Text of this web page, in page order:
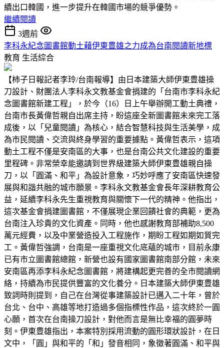
續出口韓國，進一步提升在韓國市場的競爭優勢。
繼續閱讀
3週前
李科永紀念圖書館動土藉伊東豊雄之力成為台南閱讀新地標
教育 生活綜合
【柿子日報記者李玲/台南報導】由日本建築大師伊東豊雄操
刀設計、財團法人李科永文教基金會捐建的「台南市李科永紀
念圖書館新建工程」，於今（16）日上午舉辦開工動土典禮，
台南市長黃偉哲親自出席主持，盼這座全新圖書館未來完工落
成後，以「兒童閱讀」為核心，結合智慧科技與生活美學，成
為市民閱讀、交流與終身學習的重要據點。黃偉哲表示，這項
動土工程不僅是安南區的大事，也是台南公共文化建設的重要
里程碑。非常榮幸能邀請到世界級建築大師伊東豊雄親自操
刀，以「圓滿、和平」為設計意象，巧妙呼應了安南區快速發
展與和諧共融的城市願景。李科永文教基金會長年深耕教育公
益，延續李科永先生重視教育與關懷下一代的精神。他指出，
這次基金會捐建圖書館，不僅展現企業回饋社會的典範，更為
台南注入珍貴的文化資產。同時，他也感謝教育部補助8,500
萬元經費，以及中業營造投入工程施作，期盼工程如期如質完
工。黃偉哲強調，台南是一座重視文化底蘊的城市，目前永康
已有市立圖書館總館，新營也設有國家圖書館南部分館，未來
安南區再添李科永紀念圖書館，將建構起更完善的全市閱讀網
絡，持續為市民提供豐富的文化養分。日本建築大師伊東豊雄
致詞時則提到，自己在台灣從事建築設計已邁入二十年，曾於
台北、台中、高雄等地打造過多個指標性作品，這次終於一圓
心願，首次在台南操刀設計，對他而言是無比幸福的圓夢時
刻。伊東豊雄指出，本案特別採用流動的圓形環狀設計，在日
文中，「圓」與和平的「和」發音相同，象徵著圓滿、和平與